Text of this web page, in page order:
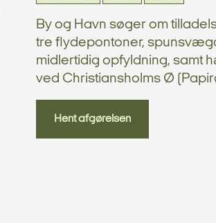
By og Havn søger om
tre flydepontoner,
midlertidig opfyldning, samt
ved Christiansholms Ø
Hent afgørelsen